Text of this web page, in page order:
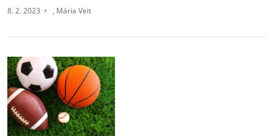
8. 2. 2023 • Mária Veit